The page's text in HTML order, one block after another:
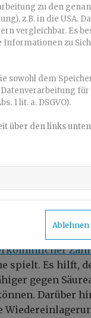
Zahnpasta
auf
abgerieben,
angegriffen
Einmal
Zahnpasta
sollten
wie
der Aktivkohle
sollte immer
Trend ist
darauf
oder
spielt. Es hilft,
gegen
Darüber
zu den
z.B. in die USA.
vergleichbar. Es
zu
sowohl dem
Datenverarbeitung
1 lit. a. DSGVO).
über den links
Ablehnen